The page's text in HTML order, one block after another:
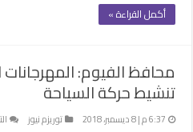
أكمل القراءة »
محافظ الفيوم:
تنشيط حركة السياحة
6:37 م | 8 ديسمبر، 2018 توريزم نيوز